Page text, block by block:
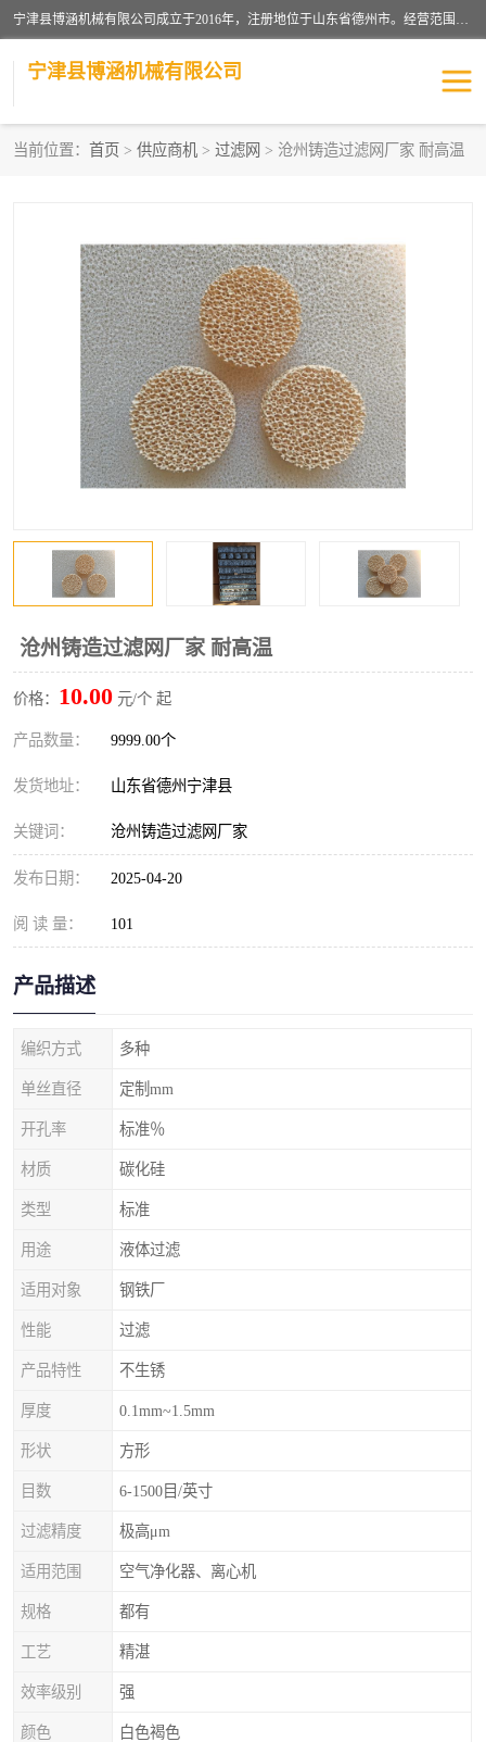
宁津县博涵机械有限公司成立于2016年，注册地位于山东省德州市。经营范围包括：机械设备研发、生产及销售，铸造用造型材料生产、销售，玻璃纤维及制品制造、销售，汽车零配件零售，机械零件、零部件加工，机械零件、零部件销售等；主要产品有：纤维过滤网,陶瓷过滤器,泡沫陶瓷过滤器,耐高温纤维过滤器,铸铁过滤器,铸铜过滤网,铸铝过滤网,铝轮毂过滤网,高效过滤网,高效陶瓷过滤网,高效纤维过滤网。
宁津县博涵机械有限公司
当前位置： 首页 > 供应商机 > 过滤网 > 沧州铸造过滤网厂家 耐高温
沧州铸造过滤网厂家 耐高温
价格： 10.00 元/个 起
产品数量： 9999.00个
发货地址： 山东省德州宁津县
关键词： 沧州铸造过滤网厂家
发布日期： 2025-04-20
阅 读 量： 101
产品描述
编织方式 多种
单丝直径 定制mm
开孔率 标准％
材质 碳化硅
类型 标准
用途 液体过滤
适用对象 钢铁厂
性能 过滤
产品特性 不生锈
厚度 0.1mm~1.5mm
形状 方形
目数 6-1500目/英寸
过滤精度 极高μm
适用范围 空气净化器、离心机
规格 都有
工艺 精湛
效率级别 强
颜色 白色褐色
纤维网 挡渣棉
挡渣网 避脏网